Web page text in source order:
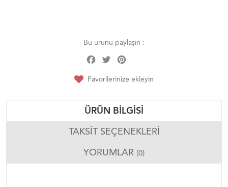
Bu ürünü paylaşın :
Facebook
Twitter
Favorilerinize ekleyin
ÜRÜN BILGISI
TAKSIT SEÇENEKLERI
YORUMLAR (0)